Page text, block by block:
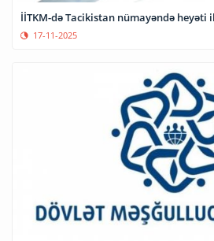
İİTKM-də Tacikistan nümayəndə heyəti
17-11-2025